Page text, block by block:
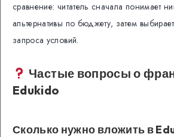
сравнение: читатель сначала понимает
альтернативы по бюджету, затем
запроса условий.
Частые вопросы о
Edukido
Сколько нужно вложить в